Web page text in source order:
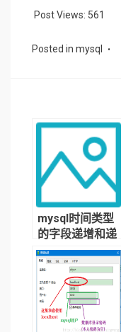
Post Views: 561
Posted in mysql
mysql时间类型
的字段递增和递
减，以及时间字
段逐个递增的方
法